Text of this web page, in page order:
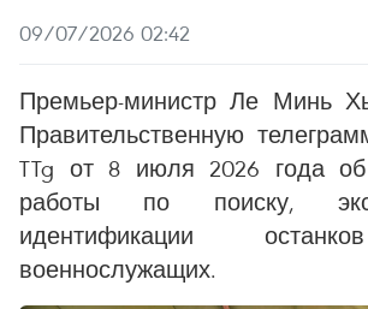
09/07/2026 02:42
Премьер-министр Ле Минь
Правительственную
TTg от 8 июля 2026 года об
работы по поиску,
идентификации
военнослужащих.